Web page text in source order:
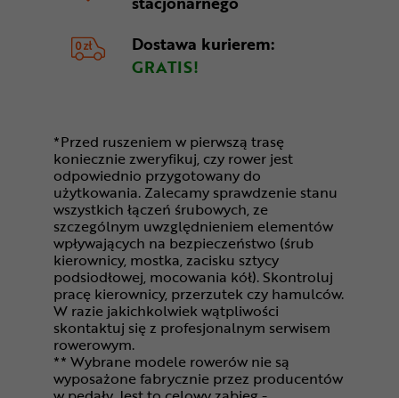
Dostawa kurierem:
GRATIS!
*Przed ruszeniem w pierwszą trasę
koniecznie zweryfikuj, czy rower jest
odpowiednio przygotowany do
użytkowania. Zalecamy sprawdzenie stanu
wszystkich łączeń śrubowych, ze
szczególnym uwzględnieniem elementów
wpływających na bezpieczeństwo (śrub
kierownicy, mostka, zacisku sztycy
podsiodłowej, mocowania kół). Skontroluj
pracę kierownicy, przerzutek czy hamulców.
W razie jakichkolwiek wątpliwości
skontaktuj się z profesjonalnym serwisem
rowerowym.
** Wybrane modele rowerów nie są
wyposażone fabrycznie przez producentów